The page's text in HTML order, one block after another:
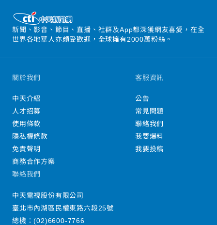
新聞、影音、節目、直播、社群及App都深獲網友喜愛，在全
世界各地華人亦頗受歡迎，全球擁有2000萬粉絲。
關於我們
中天介紹
人才招募
使用條款
隱私權條款
免責聲明
商務合作方案
客服資訊
公告
常見問題
聯絡我們
我要爆料
我要投稿
聯絡我們
中天電視股份有限公司
臺北市內湖區民權東路六段25號
總機：(02)6600-7766